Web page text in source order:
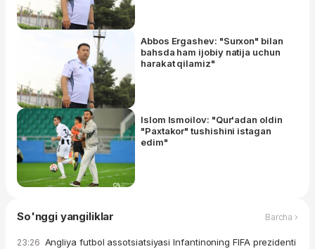
Abbos Ergashev: "Surxon" bilan
bahsda ham ijobiy natija uchun
harakat qilamiz"
Islom Ismoilov: "Qur'adan oldin
"Paxtakor" tushishini istagan
edim"
So'nggi yangiliklar Barcha ›
23:26 Angliya futbol assotsiatsiyasi Infantinoning FIFA prezidenti